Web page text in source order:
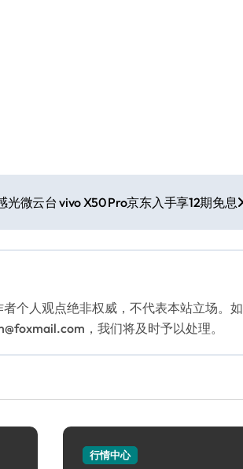
光微云台 vivo X50 Pro京东入手享12期免息
个人观点绝非权威，不代表本站立场。如
，我们将及时予以处理。
行情中心